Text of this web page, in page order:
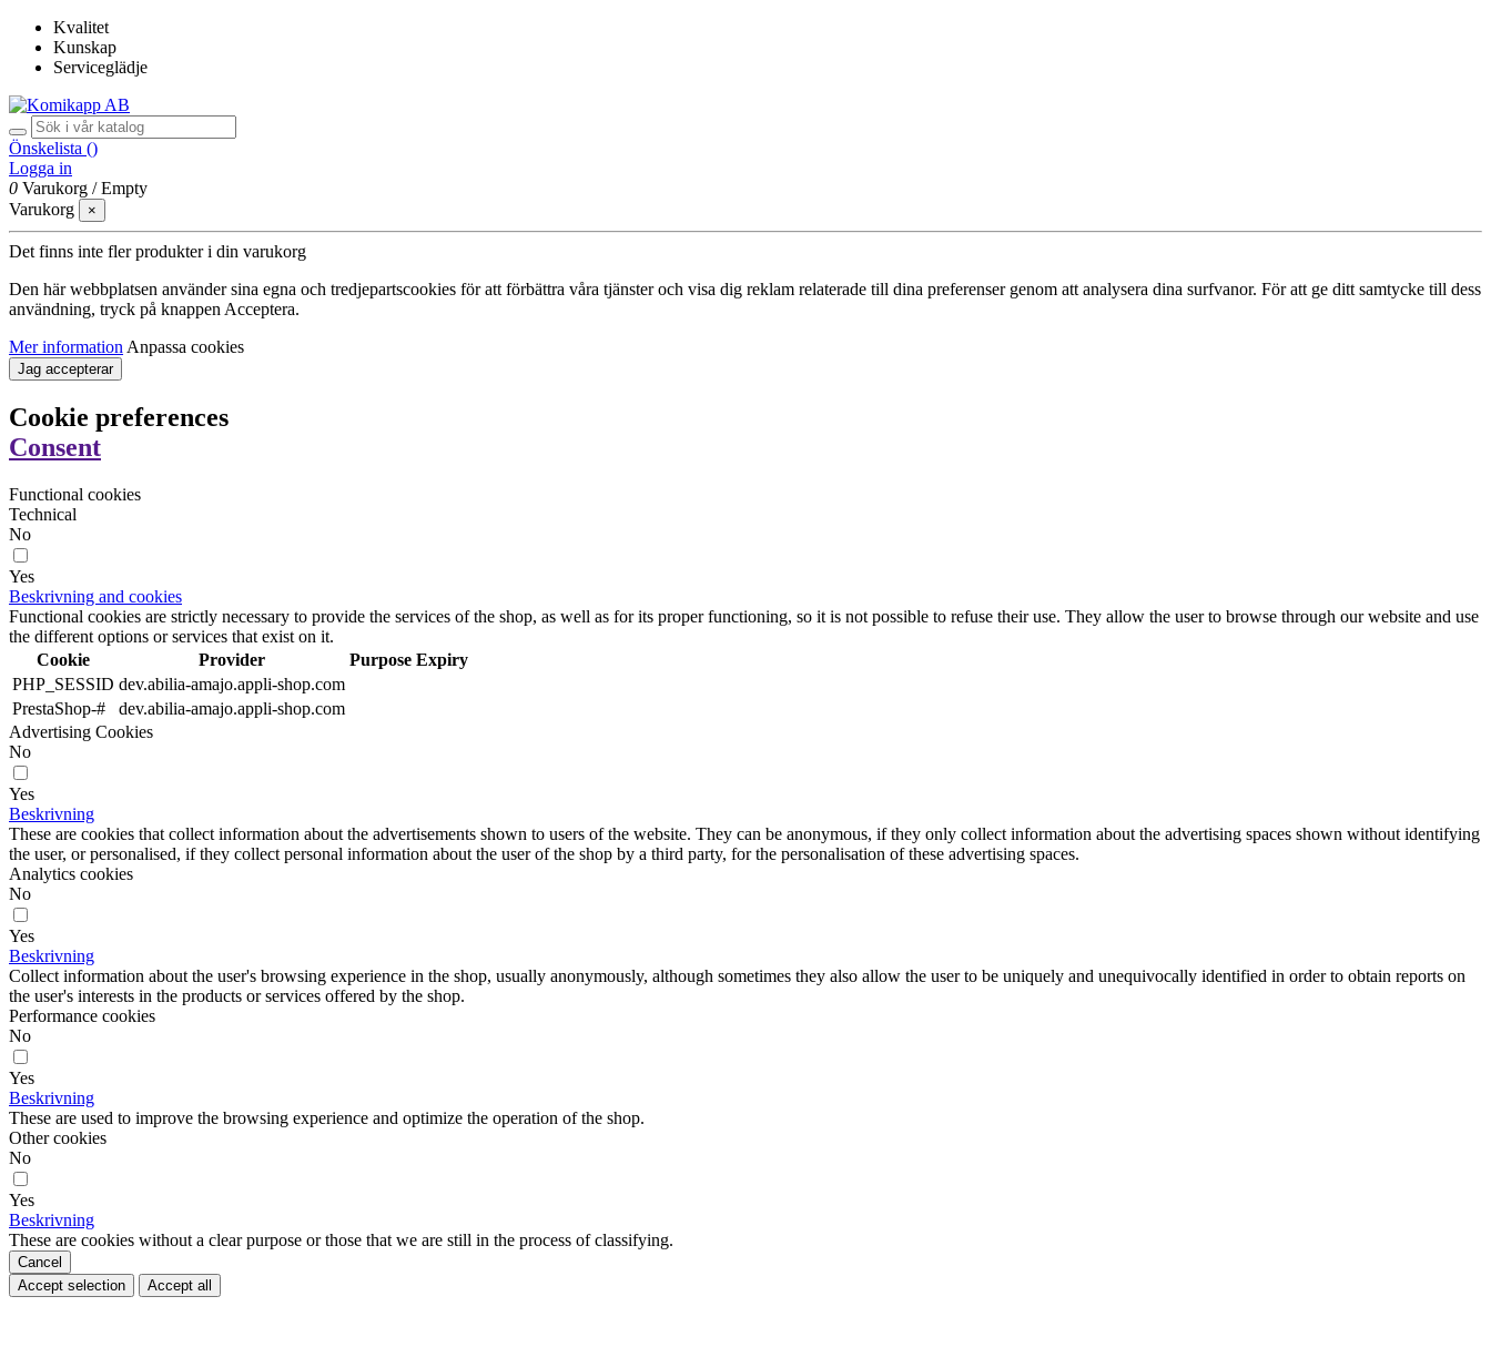
Kvalitet
Kunskap
Serviceglädje
Önskelista ()
Logga in
0 Varukorg /Empty
Varukorg
×
Det finns inte fler produkter i din varukorg
Den här webbplatsen använder sina egna och tredjepartscookies för att förbättra våra tjänster och visa dig reklam relaterade till dina preferenser genom att analysera dina surfvanor. För att ge ditt samtycke till dess
användning, tryck på knappen Acceptera.
Mer information Anpassa cookies
Jag accepterar
Cookie preferences
Consent
Functional cookies
Technical
No
Yes
Beskrivning and cookies
Functional cookies are strictly necessary to provide the services of the shop, as well as for its proper functioning, so it is not possible to refuse their use. They allow the user to browse through our website and use
the different options or services that exist on it.
Cookie
Provider Purpose Expiry
PHP_SESSID dev.abilia-amajo.appli-shop.com
PrestaShop-#
dev.abilia-amajo.appli-shop.com
Advertising Cookies
No
Yes
Beskrivning
These are cookies that collect information about the advertisements shown to users of the website. They can be anonymous, if they only collect information about the advertising spaces shown without identifying
the user, or personalised, if they collect personal information about the user of the shop by a third party, for the personalisation of these advertising spaces.
Analytics cookies
No
Yes
Beskrivning
Collect information about the user's browsing experience in the shop, usually anonymously, although sometimes they also allow the user to be uniquely and unequivocally identified in order to obtain reports on
the user's interests in the products or services offered by the shop.
Performance cookies
No
Yes
Beskrivning
These are used to improve the browsing experience and optimize the operation of the shop.
Other cookies
No
Yes
Beskrivning
These are cookies without a clear purpose or those that we are still in the process of classifying.
Cancel
Accept selection
Accept all